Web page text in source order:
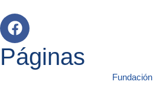
Páginas
Fundación